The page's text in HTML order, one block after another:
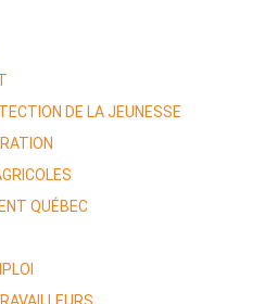
DE LA JEUNESSE
QUÉBEC